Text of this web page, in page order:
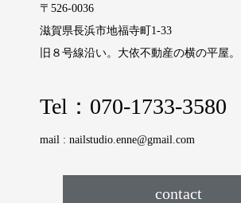
〒526-0036
滋賀県長浜市地福寺町1‐33
旧８号線沿い。大依不動産の横の平屋。
Tel： 070-1733-3580
mail : nailstudio.enne@gmail.com
contact